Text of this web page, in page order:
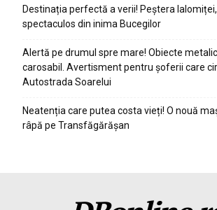
Destinația perfectă a verii! Peștera
spectaculos din inima Bucegilor
Alertă pe drumul spre mare! Obiecte
carosabil. Avertisment pentru șoferii care
Autostrada Soarelui
Neatenția care putea costa vieți! O nouă
râpă pe Transfăgărășan